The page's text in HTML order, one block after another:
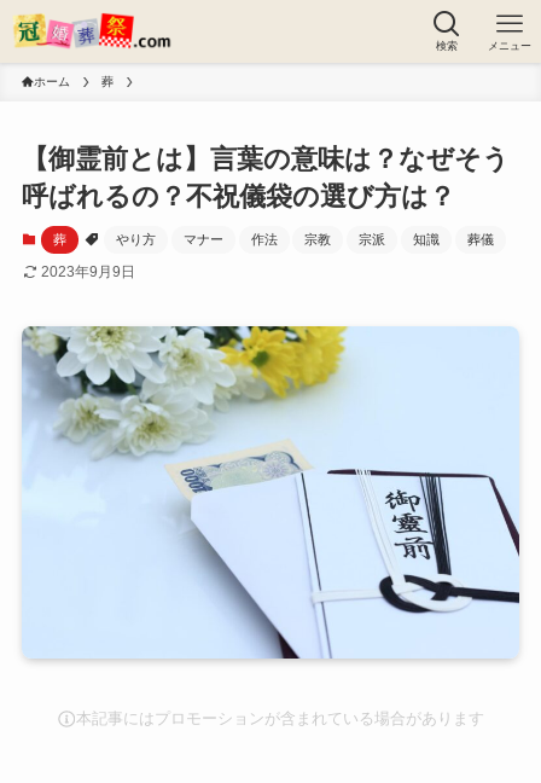
検索 メニュー
ホーム 葬
【御霊前とは】言葉の意味は？なぜそう
呼ばれるの？不祝儀袋の選び方は？
葬 やり方 マナー 作法 宗教 宗派 知識 葬儀
2023年9月9日
本記事にはプロモーションが含まれている場合があります